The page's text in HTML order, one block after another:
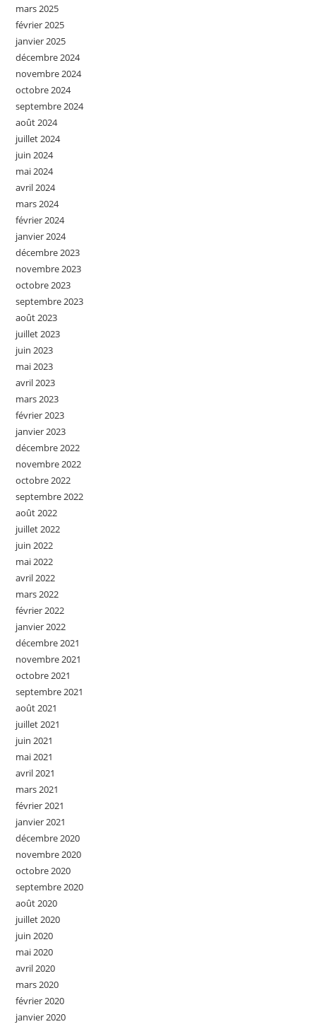
mars 2025
février 2025
janvier 2025
décembre 2024
novembre 2024
octobre 2024
septembre 2024
août 2024
juillet 2024
juin 2024
mai 2024
avril 2024
mars 2024
février 2024
janvier 2024
décembre 2023
novembre 2023
octobre 2023
septembre 2023
août 2023
juillet 2023
juin 2023
mai 2023
avril 2023
mars 2023
février 2023
janvier 2023
décembre 2022
novembre 2022
octobre 2022
septembre 2022
août 2022
juillet 2022
juin 2022
mai 2022
avril 2022
mars 2022
février 2022
janvier 2022
décembre 2021
novembre 2021
octobre 2021
septembre 2021
août 2021
juillet 2021
juin 2021
mai 2021
avril 2021
mars 2021
février 2021
janvier 2021
décembre 2020
novembre 2020
octobre 2020
septembre 2020
août 2020
juillet 2020
juin 2020
mai 2020
avril 2020
mars 2020
février 2020
janvier 2020